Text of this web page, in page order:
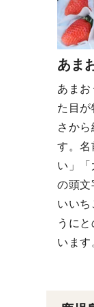
あま
あまお
た目が
さか
す​。名
い」「
の頭文
いいち
うに
います